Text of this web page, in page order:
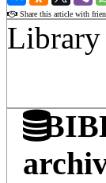
Share this article with
Library